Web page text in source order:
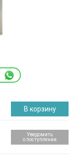
В корзину
Уведомить
о поступлении